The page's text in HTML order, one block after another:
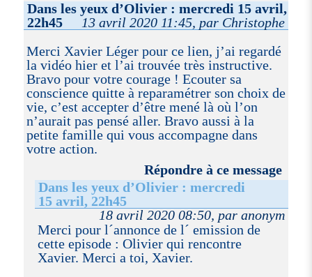
Dans les yeux d’Olivier : mercredi 15 avril,
22h45
13 avril 2020 11:45, par Christophe
Merci Xavier Léger pour ce lien, j’ai regardé
la vidéo hier et l’ai trouvée très instructive.
Bravo pour votre courage ! Ecouter sa
conscience quitte à reparamétrer son choix de
vie, c’est accepter d’être mené là où l’on
n’aurait pas pensé aller. Bravo aussi à la
petite famille qui vous accompagne dans
votre action.
Répondre à ce message
Dans les yeux d’Olivier : mercredi
15 avril, 22h45
18 avril 2020 08:50, par anonym
Merci pour l´annonce de l´ emission de
cette episode : Olivier qui rencontre
Xavier. Merci a toi, Xavier.